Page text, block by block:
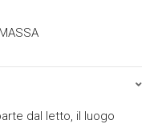
dal letto, il luogo